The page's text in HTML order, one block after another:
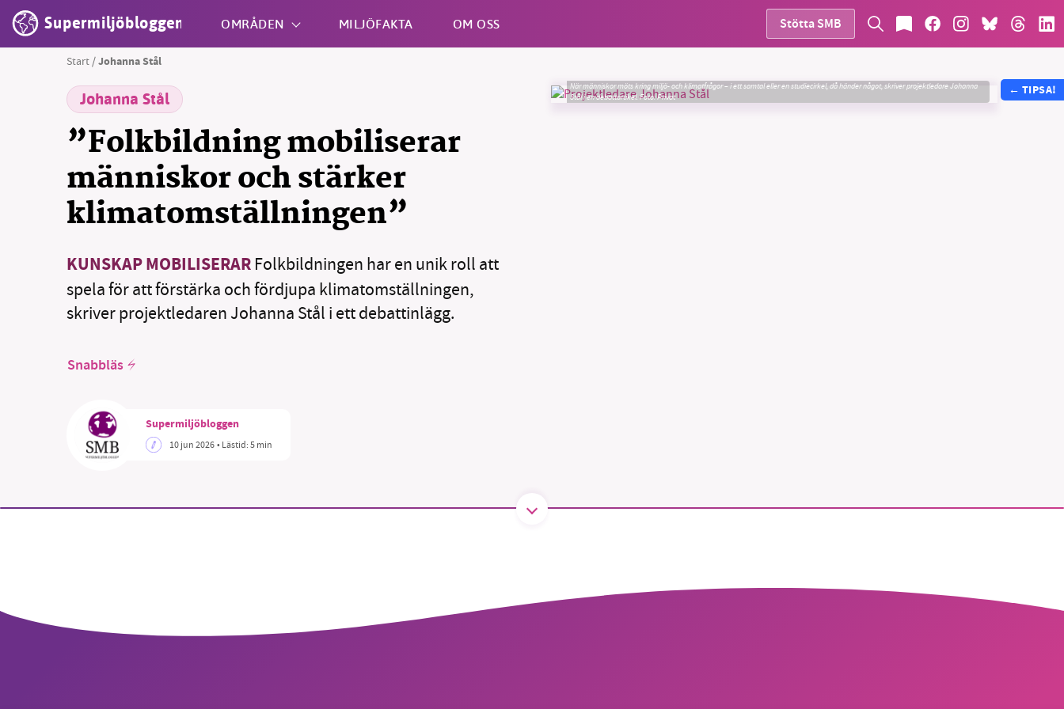
Supermiljöbloggen OMRÅDEN MILJÖFAKTA OM OSS Stötta SMB
Start /Johanna Stål
Johanna Stål
”Folkbildning mobiliserar
människor och stärker
klimatomställningen”
KUNSKAP MOBILISERAR Folkbildningen har en unik roll att
spela för att förstärka och fördjupa klimatomställningen,
skriver projektledaren Johanna Stål i ett debattinlägg.
Snabbläs
Supermiljöbloggen
10 jun 2026• Lästid:5 min
När människor möts kring miljö- och klimatfrågor – i ett samtal eller en studiecirkel, då händer något, skriver projektledare Johanna
Stål i en debattartikel.Foto: Privat ← TIPSA!
och vi hoppas att du vill hjälpa oss.